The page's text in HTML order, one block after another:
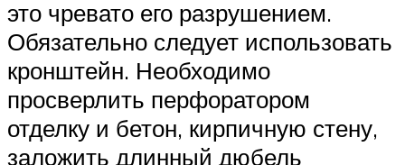
это чревато его разрушением.
Обязательно следует использовать
кронштейн. Необходимо
просверлить перфоратором
отделку и бетон, кирпичную стену,
заложить длинный дюбель